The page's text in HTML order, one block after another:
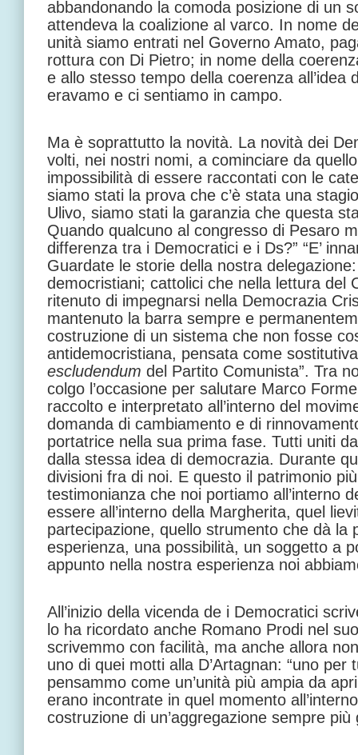
abbandonando la comoda posizione di un
attendeva la coalizione al varco. In nome
unità siamo entrati nel Governo Amato,
rottura con Di Pietro; in nome della
e allo stesso tempo della coerenza all’idea
eravamo e ci sentiamo in campo.
Ma è soprattutto la novità. La novità dei
volti, nei nostri nomi, a cominciare da
impossibilità di essere raccontati con le
siamo stati la prova che c’è stata una
Ulivo, siamo stati la garanzia che questa
Quando qualcuno al congresso di Pesaro
differenza tra i Democratici e i Ds?” “E’
Guardate le storie della nostra
democristiani; cattolici che nella lettura del
ritenuto di impegnarsi nella Democrazia
mantenuto la barra sempre e
costruzione di un sistema che non fosse
antidemocristiana, pensata come
escludendum del Partito Comunista”. Tra
colgo l’occasione per salutare Marco
raccolto e interpretato all’interno del
domanda di cambiamento e di
portatrice nella sua prima fase. Tutti uniti
dalla stessa idea di democrazia. Durante
divisioni fra di noi. E questo il patrimonio
testimonianza che noi portiamo all’interno
essere all’interno della Margherita, quel
partecipazione, quello strumento che dà la
esperienza, una possibilità, un soggetto a
appunto nella nostra esperienza noi
All’inizio della vicenda de i Democratici
lo ha ricordato anche Romano Prodi nel
scrivemmo con facilità, ma anche allora
uno di quei motti alla D’Artagnan: “uno per
pensammo come un’unità più ampia da
erano incontrate in quel momento
costruzione di un’aggregazione sempre più